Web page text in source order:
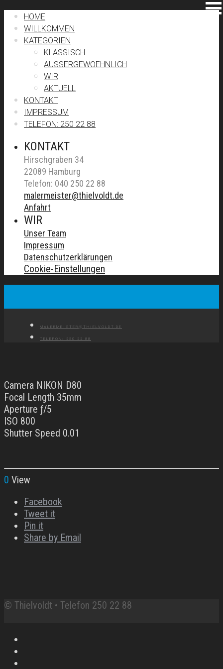
HOME
WILLKOMMEN
KATEGORIEN
KLASSISCH
AUSSERGEWOEHNLICH
WIR
AKTUELL
KONTAKT
IMPRESSUM
TELEFON: 250 22 88
KONTAKT
Hirschgraben 34
22089 Hamburg
Telefon: 040 250 22 88
malermeister@thielvoldt.de
Anfahrt
WIR
Unser Team
Impressum
Datenschutzerklärungen
Cookie-Einstellungen
MALERMEISTER@THIELVOLDT.DE
TELEFON: 250 22 88
Camera NIKON D80
Focal Length 35mm
Aperture ƒ/5
ISO 800
Shutter Speed 0.01
0 View
Facebook
Tweet it
Pin it
Share by Email
© Thielvoldt • Telefon 250 22 88